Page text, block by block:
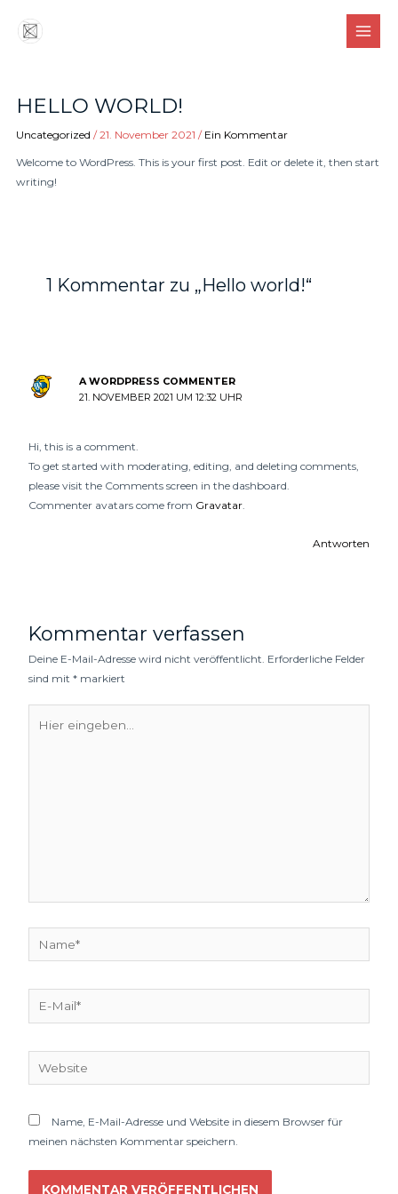
Inhalt
MAIN
HELLO WORLD!
Uncategorized /21. November 2021/ Ein Kommentar
Welcome to WordPress. This is your first post. Edit or delete it, then start
writing!
1 Kommentar zu „Hello world!“
A WORDPRESS COMMENTER
21. NOVEMBER 2021 UM 12:32 UHR
Hi, this is a comment.
To get started with moderating, editing, and deleting comments,
please visit the Comments screen in the dashboard.
Commenter avatars come from Gravatar.
Antworten
Kommentar verfassen
Deine E-Mail-Adresse wird nicht veröffentlicht. Erforderliche Felder
sind mit* markiert
eingeben…
Name, E-Mail-Adresse und Website in diesem Browser für
meinen nächsten Kommentar speichern.